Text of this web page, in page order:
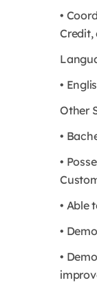
•
Credit,
•
Other
•
•
• Able
•
•